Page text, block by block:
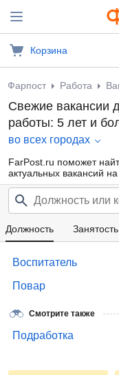
Корзина
Фарпост Работа
Свежие вакансии
работы: 5 лет и
во всех городах
FarPost.ru поможет
актуальных вакансий
возрастов от прямых
Воспользуйтесь
областям, должности,
внутренним поиском
что подходит именно
Должность Занятость
Зарплата
Воспитатель
Повар
Смотрите также
Подработка